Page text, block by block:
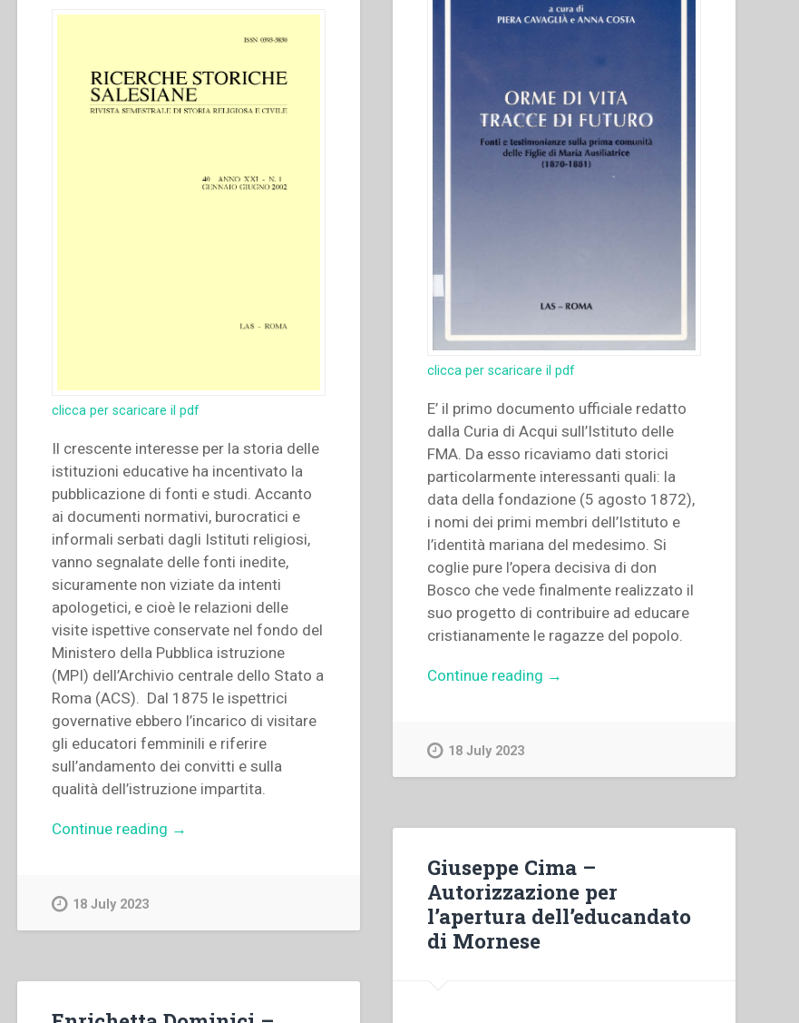
Marchese
una
vita
“Quaderni
clicca per scaricare il pdf
Il crescente interesse per la storia delle
istituzioni educative ha incentivato la
pubblicazione di fonti e studi. Accanto
ai documenti normativi, burocratici e
informali serbati dagli Istituti religiosi,
vanno segnalate delle fonti inedite,
sicuramente non viziate da intenti
apologetici, e cioè le relazioni delle
visite ispettive conservate nel fondo del
Ministero della Pubblica istruzione
(MPI) dell’Archivio centrale dello Stato a
Roma (ACS). Dal 1875 le ispettrici
governative ebbero l’incarico di visitare
gli educatori femminili e riferire
sull’andamento dei convitti e sulla
qualità dell’istruzione impartita.
Continue reading “Grazia
di
Maria
→
18 July 2023
clicca per scaricare il pdf
E’ il primo documento ufficiale redatto
dalla Curia di Acqui sull’Istituto delle
FMA. Da esso ricaviamo dati storici
particolarmente interessanti quali: la
data della fondazione (5 agosto 1872),
i nomi dei primi membri dell’Istituto e
l’identità mariana del medesimo. Si
coglie pure l’opera decisiva di don
Bosco che vede finalmente realizzato il
suo progetto di contribuire ad educare
cristianamente le ragazze del popolo.
Continue reading “Piera
FMA”
→
18 July 2023
Giuseppe Cima –
Autorizzazione per
l’apertura dell’educandato
di Mornese